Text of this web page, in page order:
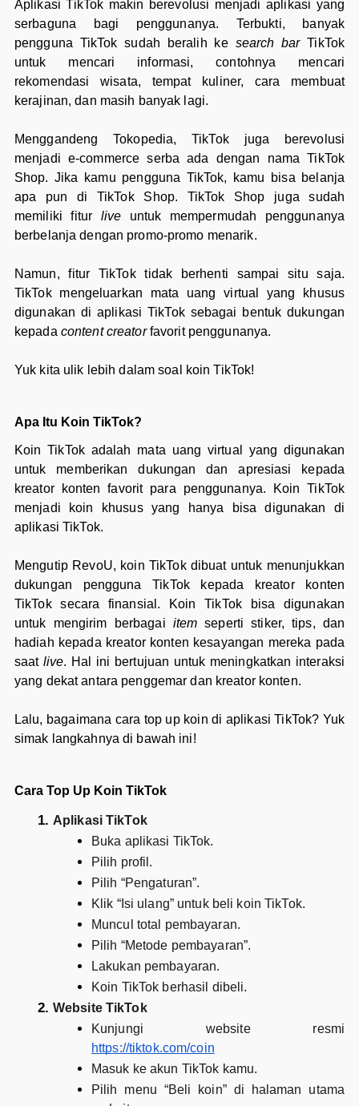
Aplikasi TikTok makin berevolusi menjadi aplikasi yang
serbaguna bagi penggunanya. Terbukti, banyak
pengguna TikTok sudah beralih ke search barTikTok
untuk mencari informasi, contohnya mencari
rekomendasi wisata, tempat kuliner, cara membuat
kerajinan, dan masih banyak lagi.
Menggandeng Tokopedia, TikTok juga berevolusi
menjadi e-commerce serba ada dengan nama TikTok
Shop. Jika kamu pengguna TikTok, kamu bisa belanja
apa pun di TikTok Shop. TikTok Shop juga sudah
memiliki fitur live untuk mempermudah penggunanya
berbelanja dengan promo-promo menarik.
Namun, fitur TikTok tidak berhenti sampai situ saja.
TikTok mengeluarkan mata uang virtual yang khusus
digunakan di aplikasi TikTok sebagai bentuk dukungan
kepada content creatorfavorit penggunanya.
Yuk kita ulik lebih dalam soal koin TikTok!
Apa Itu Koin TikTok?
Koin TikTok adalah mata uang virtual yang digunakan
untuk memberikan dukungan dan apresiasi kepada
kreator konten favorit para penggunanya. Koin TikTok
menjadi koin khusus yang hanya bisa digunakan di
aplikasi TikTok.
Mengutip RevoU, koin TikTok dibuat untuk menunjukkan
dukungan pengguna TikTok kepada kreator konten
TikTok secara finansial. Koin TikTok bisa digunakan
untuk mengirim berbagai item seperti stiker, tips, dan
hadiah kepada kreator konten kesayangan mereka pada
saat live. Hal ini bertujuan untuk meningkatkan interaksi
yang dekat antara penggemar dan kreator konten.
Lalu, bagaimana cara top up koin di aplikasi TikTok? Yuk
simak langkahnya di bawah ini!
Cara Top Up Koin TikTok
Aplikasi TikTok
Buka aplikasi TikTok.
Pilih profil.
Pilih “Pengaturan”.
Klik “Isi ulang” untuk beli koin TikTok.
Muncul total pembayaran.
Pilih “Metode pembayaran”.
Lakukan pembayaran.
Koin TikTok berhasil dibeli.
Website TikTok
Kunjungi website resmi
https://tiktok.com/coin
Masuk ke akun TikTok kamu.
Pilih menu “Beli koin” di halaman utama